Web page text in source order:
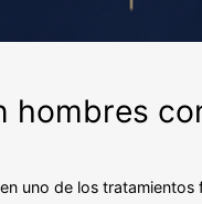
hombres
uno de los tratamientos